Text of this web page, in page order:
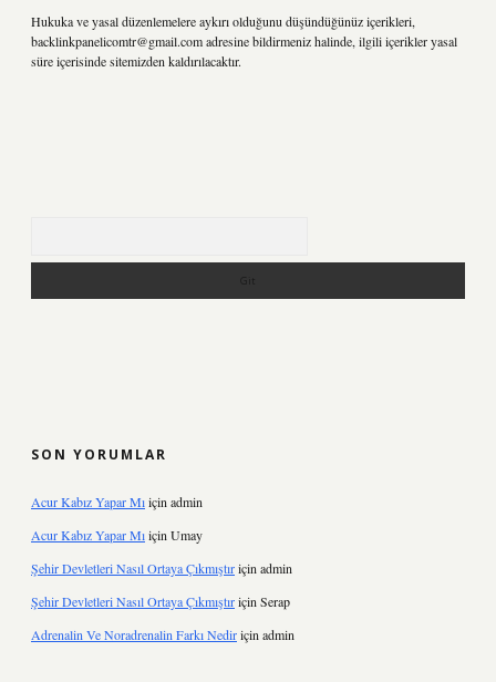
Hukuka ve yasal düzenlemelere aykırı olduğunu düşündüğünüz içerikleri,
backlinkpanelicomtr@gmail.comadresine bildirmeniz halinde, ilgili içerikler yasal
süre içerisinde sitemizden kaldırılacaktır.
SON YORUMLAR
Acur Kabız Yapar Mıiçin admin
Acur Kabız Yapar Mıiçin Umay
Şehir Devletleri Nasıl Ortaya Çıkmıştıriçin admin
Şehir Devletleri Nasıl Ortaya Çıkmıştıriçin Serap
Adrenalin Ve Noradrenalin Farkı Nediriçin admin